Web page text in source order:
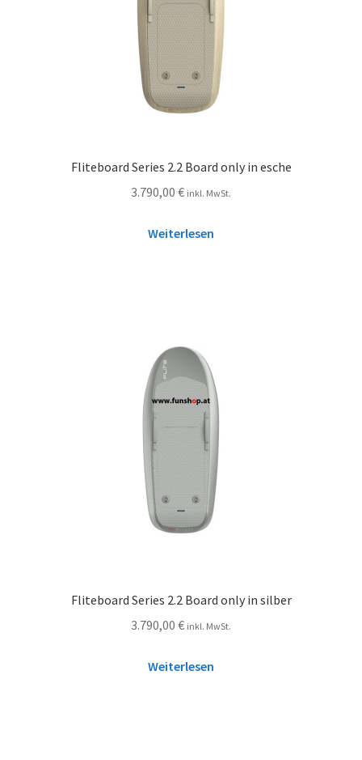
Fliteboard Series 2.2 Board only in esche
3.790,00 € inkl. MwSt.
Weiterlesen
Fliteboard Series 2.2 Board only in silber
3.790,00 € inkl. MwSt.
Weiterlesen